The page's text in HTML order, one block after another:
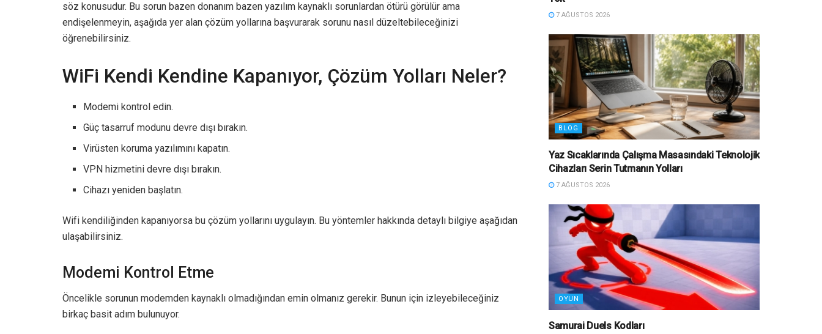
söz konusudur. Bu sorun bazen donanım bazen yazılım kaynaklı sorunlardan ötürü görülür ama
endişelenmeyin, aşağıda yer alan çözüm yollarına başvurarak sorunu nasıl düzeltebileceğinizi
öğrenebilirsiniz.
WiFi Kendi Kendine Kapanıyor, Çözüm Yolları Neler?
Modemi kontrol edin.
Güç tasarruf modunu devre dışı bırakın.
Virüsten koruma yazılımını kapatın.
VPN hizmetini devre dışı bırakın.
Cihazı yeniden başlatın.
Wifi kendiliğinden kapanıyorsa bu çözüm yollarını uygulayın. Bu yöntemler hakkında detaylı bilgiye aşağıdan
ulaşabilirsiniz.
Modemi Kontrol Etme
Öncelikle sorunun modemden kaynaklı olmadığından emin olmanız gerekir. Bunun için izleyebileceğiniz
birkaç basit adım bulunuyor.
7 AĞUSTOS 2026
BLOG
Yaz Sıcaklarında Çalışma Masasındaki Teknolojik
Cihazları Serin Tutmanın Yolları
7 AĞUSTOS 2026
OYUN
Samurai Duels Kodları